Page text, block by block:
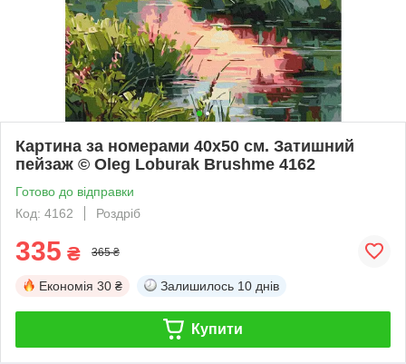
Картина за номерами 40х50 см. Затишний
пейзаж © Oleg Loburak Brushme 4162
Готово до відправки
Код: 4162
Роздріб
335 ₴ 365 ₴
Економія 30 ₴ Залишилось 10 днів
Купити